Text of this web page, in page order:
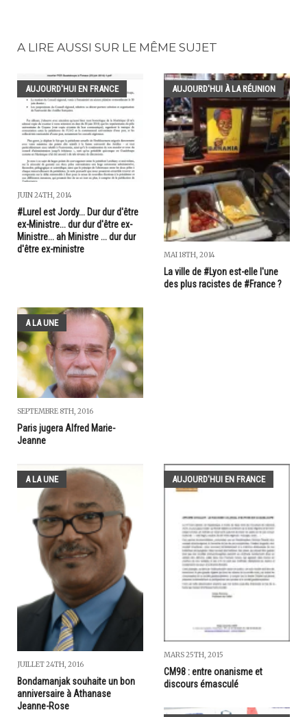
A LIRE AUSSI SUR LE MÊME SUJET
AUJOURD'HUI EN FRANCE
JUIN 24TH, 2014
#Lurel est Jordy... Dur dur d'être
ex-Ministre... dur dur d'être ex-
Ministre... ah Ministre ... dur dur
d'être ex-ministre
AUJOURD'HUI À LA RÉUNION
MAI 18TH, 2014
La ville de #Lyon est-elle l'une
des plus racistes de #France ?
A LA UNE
SEPTEMBRE 8TH, 2016
Paris jugera Alfred Marie-
Jeanne
A LA UNE
JUILLET 24TH, 2016
Bondamanjak souhaite un bon
anniversaire à Athanase
Jeanne-Rose
AUJOURD'HUI EN FRANCE
MARS 25TH, 2015
CM98 : entre onanisme et
discours émasculé